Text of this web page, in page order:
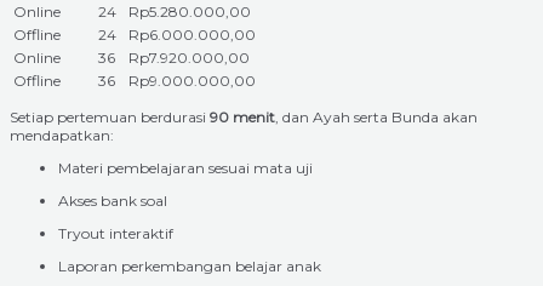
Online
24
Rp5.280.000,00
Offline
24
Rp6.000.000,00
Online
36
Rp7.920.000,00
Offline
36
Rp9.000.000,00
Setiap pertemuan berdurasi 90 menit, dan Ayah serta Bunda akan
mendapatkan:
Materi pembelajaran sesuai mata uji
Akses bank soal
Tryout interaktif
Laporan perkembangan belajar anak